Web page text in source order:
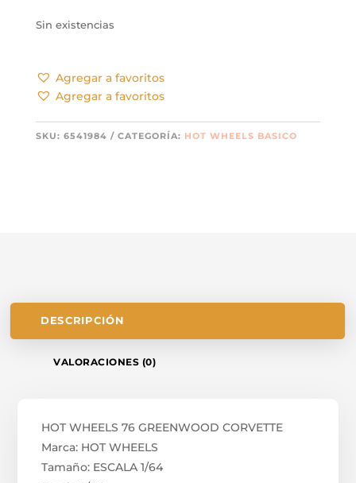
Sin existencias
Agregar a favoritos
Agregar a favoritos
SKU: 6541984 CATEGORÍA: HOT WHEELS BASICO
DESCRIPCIÓN
VALORACIONES (0)
HOT WHEELS 76 GREENWOOD CORVETTE
Marca: HOT WHEELS
Tamaño: ESCALA 1/64